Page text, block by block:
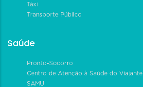
Táxi
Transporte Público
Saúde
Pronto-Socorro
Centro de Atenção à Saúde do Viajante
SAMU